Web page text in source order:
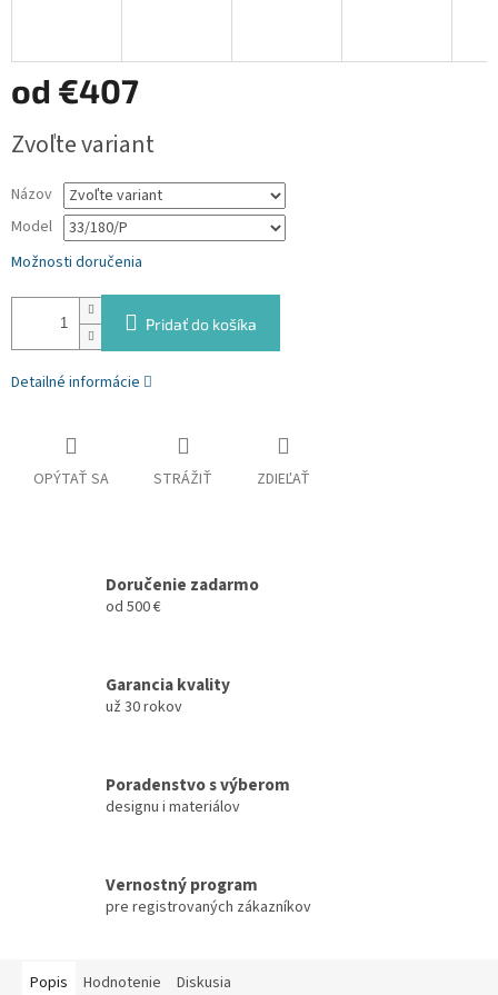
od €407
cena:
Zvoľte variant
Názov
Model
Možnosti doručenia
Pridať do košíka
Detailné informácie
OPÝTAŤ SA STRÁŽIŤ ZDIEĽAŤ
Doručenie zadarmo
od 500 €
Garancia kvality
už 30 rokov
Poradenstvo s výberom
designu i materiálov
Vernostný program
pre registrovaných zákazníkov
Popis Hodnotenie Diskusia